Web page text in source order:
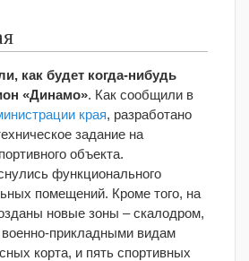
как будет когда-нибудь
«Динамо». Как сообщили в
края, разработано
задание на
объекта.
функционального
помещений. Кроме того, на
новые зоны – скалодром,
прикладными видам
корта, и пять спортивных